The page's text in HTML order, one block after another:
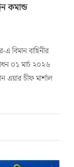
কমান্ড
এ বিমান বাহিনীর
০১ মার্চ ২০২৬
এয়ার চীফ মার্শাল